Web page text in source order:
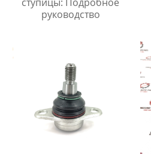
руководство